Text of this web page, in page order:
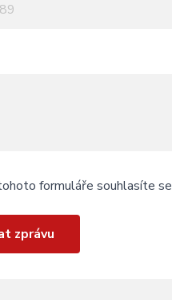
formuláře souhlasíte se
zprávu